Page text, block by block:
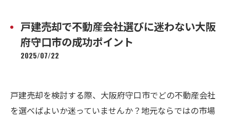
戸建売却で不動産会社選びに迷わない大阪
府守口市の成功ポイント
2025/07/22
戸建売却を検討する際、大阪府守口市でどの不動産会社
を選べばよいか迷っていませんか？地元ならではの市場